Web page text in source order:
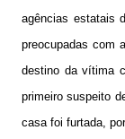
agências estatais
preocupadas com
destino da vítima
primeiro suspeito
casa foi furtada,